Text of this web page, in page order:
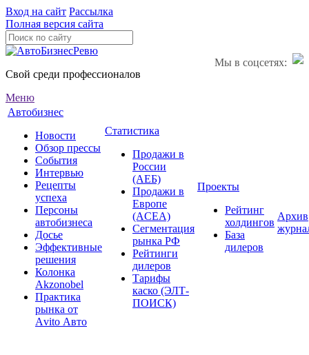
Вход на сайт Рассылка
Полная версия сайта
Мы в соцсетях:
Свой среди профессионалов
Меню
Автобизнес
Новости
Обзор прессы
События
Интервью
Рецепты
успеха
Персоны
автобизнеса
Досье
Эффективные
решения
Колонка
Akzonobel
Практика
рынка от
Аvito Авто
Статистика
Продажи в
России
(АЕБ)
Продажи в
Европе
(ACEA)
Сегментация
рынка РФ
Рейтинги
дилеров
Тарифы
каско (ЭЛТ-
ПОИСК)
Проекты
Рейтинг
холдингов
База
дилеров
Архив